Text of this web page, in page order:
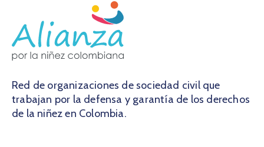
Red de organizaciones de sociedad civil que
trabajan por la defensa y garantía de los derechos
de la niñez en Colombia.